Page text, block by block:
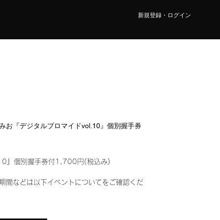
新規登録・ログイン
お『デジタルブロマイドvol.10』個別握手券
』個別握手券付1,700円(税込み)
間などは以下イベントについてをご確認くだ